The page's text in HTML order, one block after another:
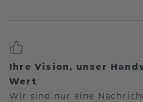
Ihre Vision, unser
Wert
Wir sind nur eine